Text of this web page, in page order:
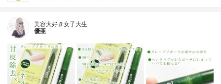
美容大好き女子大生
優亜